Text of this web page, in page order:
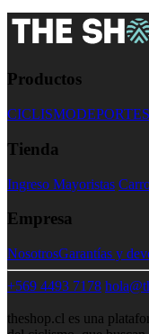
Productos
CICLISMO
Tienda
Ingreso Mayoristas
Empresa
NosotrosGarantías y
+569 4493 7178
theshop.cl es una